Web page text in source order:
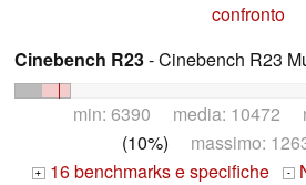
confronto
Cinebench R23- Cinebench R23
min: 6390 media: 10472
(10%) massimo:
+ 16 benchmarks e specifiche -